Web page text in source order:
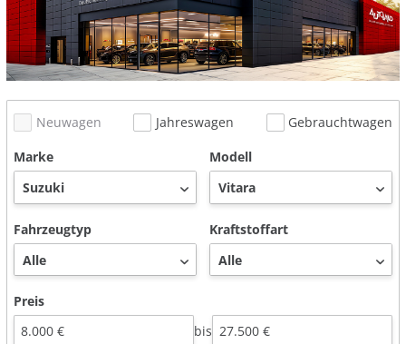
Neuwagen Jahreswagen
Gebrauchtwagen
Marke
Modell
Fahrzeugtyp Kraftstoffart
Preis
bis